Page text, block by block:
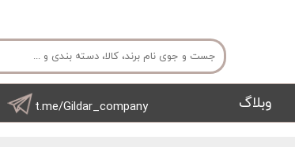
وبلاگ t.me/Gildar_company